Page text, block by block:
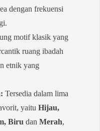
dengan frekuensi
motif klasik yang
ruang ibadah
etnik yang
Tersedia dalam lima
yaitu Hijau,
Biru dan Merah,